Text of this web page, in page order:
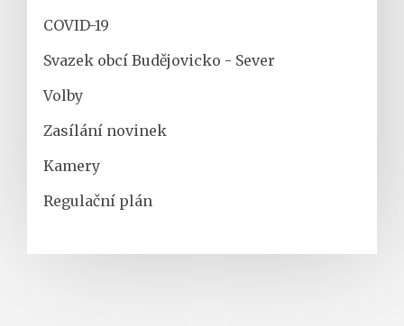
COVID-19
Svazek obcí Budějovicko - Sever
Volby
Zasílání novinek
Kamery
Regulační plán